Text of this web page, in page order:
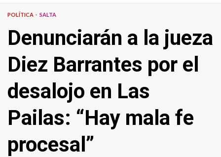
POLÍTICA SALTA
Denunciarán a la jueza
Diez Barrantes por el
desalojo en Las
Pailas: “Hay mala fe
procesal”